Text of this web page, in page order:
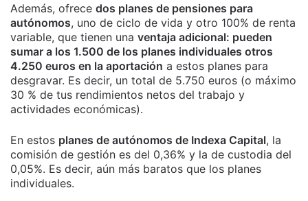
Además, ofrece dos planes de pensiones para
autónomos, uno de ciclo de vida y otro 100% de renta
variable, que tienen una ventaja adicional: pueden
sumar a los 1.500 de los planes individuales otros
4.250 euros en la aportación a estos planes para
desgravar. Es decir, un total de 5.750 euros (o máximo
30 % de tus rendimientos netos del trabajo y
actividades económicas).
En estos planes de autónomos de Indexa Capital, la
comisión de gestión es del 0,36% y la de custodia del
0,05%. Es decir, aún más baratos que los planes
individuales.